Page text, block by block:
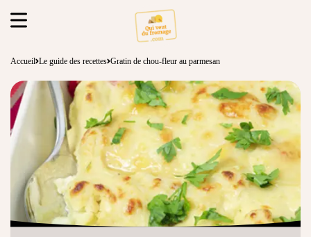
Accueil Le guide des recettes Gratin de chou-fleur au parmesan